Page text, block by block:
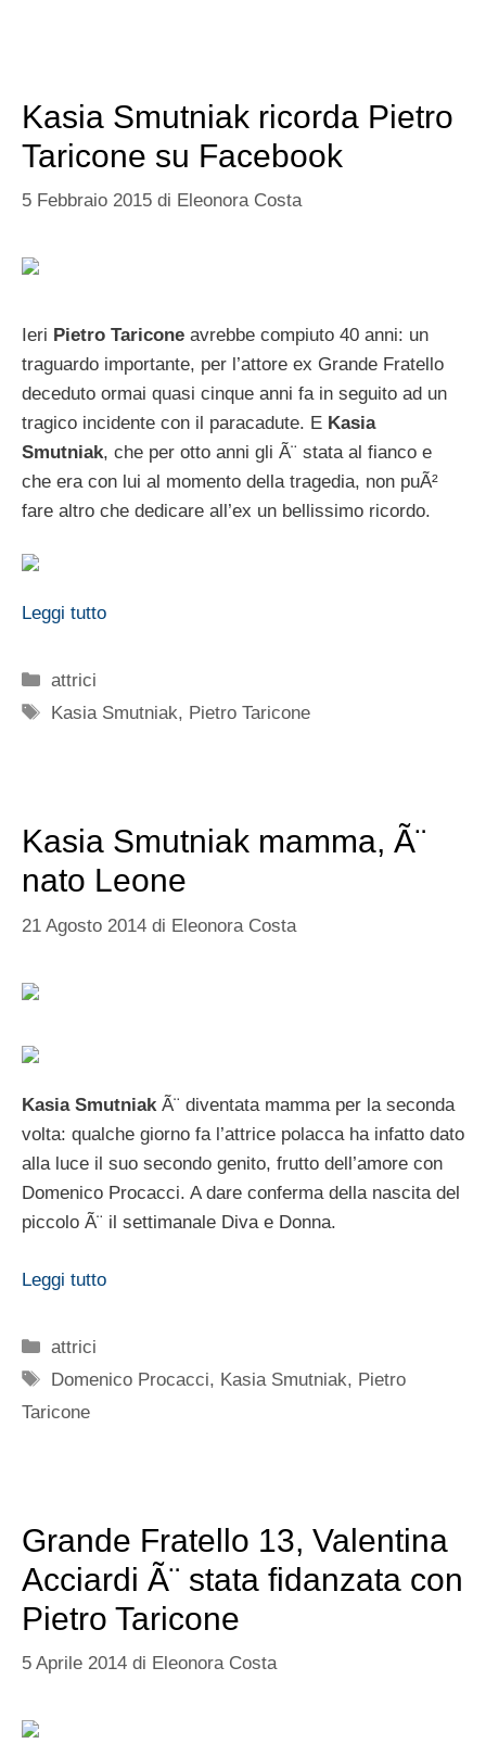
Kasia Smutniak ricorda Pietro
Taricone su Facebook
5 Febbraio 2015 di Eleonora Costa
Ieri Pietro Taricone avrebbe compiuto 40 anni: un
traguardo importante, per l’attore ex Grande Fratello
deceduto ormai quasi cinque anni fa in seguito ad un
tragico incidente con il paracadute. E Kasia
Smutniak, che per otto anni gli Ã¨ stata al fianco e
che era con lui al momento della tragedia, non puÃ²
fare altro che dedicare all’ex un bellissimo ricordo.
Leggi tutto
Categorie
attrici
Tag
Kasia Smutniak, Pietro Taricone
Kasia Smutniak mamma, Ã¨
nato Leone
21 Agosto 2014 di Eleonora Costa
Kasia SmutniakÃ¨ diventata mamma per la seconda
volta: qualche giorno fa l’attrice polacca ha infatto dato
alla luce il suo secondo genito, frutto dell’amore con
Domenico Procacci. A dare conferma della nascita del
piccolo Ã¨ il settimanale Diva e Donna.
Leggi tutto
Categorie
attrici
Tag
Domenico Procacci, Kasia Smutniak, Pietro
Taricone
Grande Fratello 13, Valentina
Acciardi Ã¨ stata fidanzata con
Pietro Taricone
5 Aprile 2014 di Eleonora Costa